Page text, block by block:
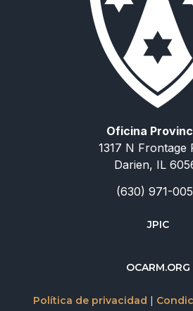
Oficina
1317 N Frontage
Darien, IL
(630) 971-
JPIC
OCARM.ORG
Política de privacidad |